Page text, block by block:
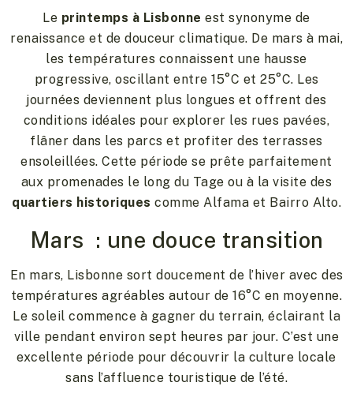
Le printemps à Lisbonne est synonyme de
renaissance et de douceur climatique. De mars à mai,
les températures connaissent une hausse
progressive, oscillant entre 15°C et 25°C. Les
journées deviennent plus longues et offrent des
conditions idéales pour explorer les rues pavées,
flâner dans les parcs et profiter des terrasses
ensoleillées. Cette période se prête parfaitement
aux promenades le long du Tage ou à la visite des
quartiers historiques comme Alfama et Bairro Alto.
Mars : une douce transition
En mars, Lisbonne sort doucement de l’hiver avec des
températures agréables autour de 16°C en moyenne.
Le soleil commence à gagner du terrain, éclairant la
ville pendant environ sept heures par jour. C’est une
excellente période pour découvrir la culture locale
sans l’affluence touristique de l’été.